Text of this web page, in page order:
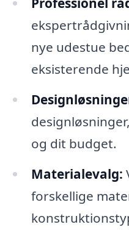
nye udestue
eksisterende
og dit budget.
Materialevalg:
forskellige